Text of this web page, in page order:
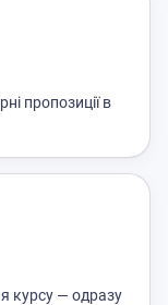
пропозиції в
курсу — одразу